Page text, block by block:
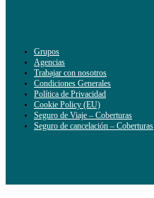
Grupos
Agencias
Trabajar con nosotros
Condiciones Generales
Política de Privacidad
Cookie Policy (EU)
Seguro de Viaje – Coberturas
Seguro de cancelación – Coberturas